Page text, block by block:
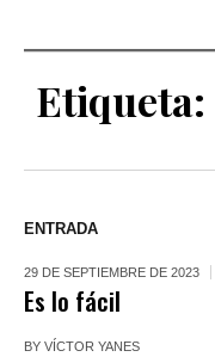
Etiqueta:
ENTRADA
29 DE SEPTIEMBRE DE 2023
Es lo fácil
BY VÍCTOR YANES